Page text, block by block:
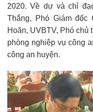
2020. Về dự và chỉ
Thắng, Phó Giám đốc
Hoãn, UVBTV, Phó chủ
phòng nghiệp vụ công
công an huyện.